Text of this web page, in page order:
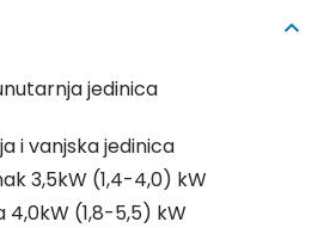
jedinica
i vanjska jedinica
3,5kW (1,4-4,0) kW
4,0kW (1,8-5,5) kW